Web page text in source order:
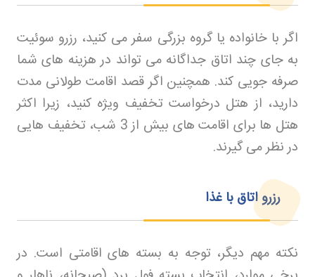
اگر با خانواده یا گروه بزرگی سفر می کنید، رزرو سوئیت
به جای چند اتاق جداگانه می تواند در هزینه های شما
صرفه جویی کند. همچنین اگر قصد اقامت طولانی مدت
دارید، از هتل درخواست تخفیف ویژه کنید، زیرا اکثر
هتل ها برای اقامت های بیش از 3 شب، تخفیف هایی
در نظر می گیرند.
رزرو اتاق با غذا
نکته مهم دیگر، توجه به بسته های اقامتی است. در